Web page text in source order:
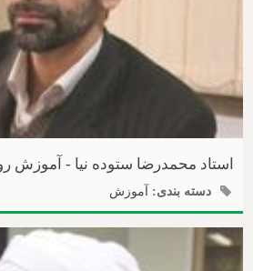
استاد محمدرضا ستوده نیا - آموزش
دسته بندی: آموزش